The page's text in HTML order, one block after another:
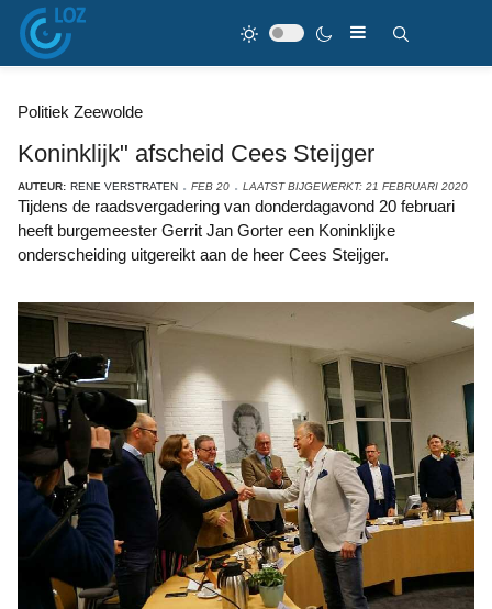
Politiek Zeewolde
Koninklijk" afscheid Cees Steijger
AUTEUR: RENE VERSTRATEN FEB 20 LAATST BIJGEWERKT: 21 FEBRUARI 2020
Tijdens de raadsvergadering van donderdagavond 20 februari
heeft burgemeester Gerrit Jan Gorter een Koninklijke
onderscheiding uitgereikt aan de heer Cees Steijger.